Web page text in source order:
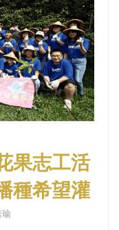
果志工活
種希望灌
業ＣＳＲ